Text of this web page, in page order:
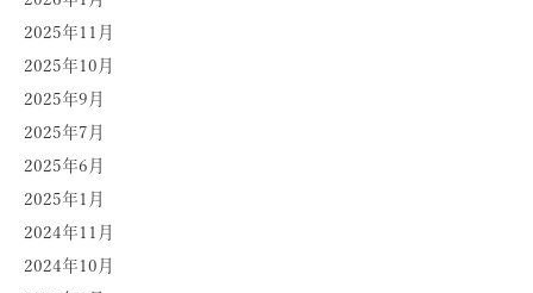
2025年11月
2025年10月
2025年9月
2025年7月
2025年6月
2025年1月
2024年11月
2024年10月